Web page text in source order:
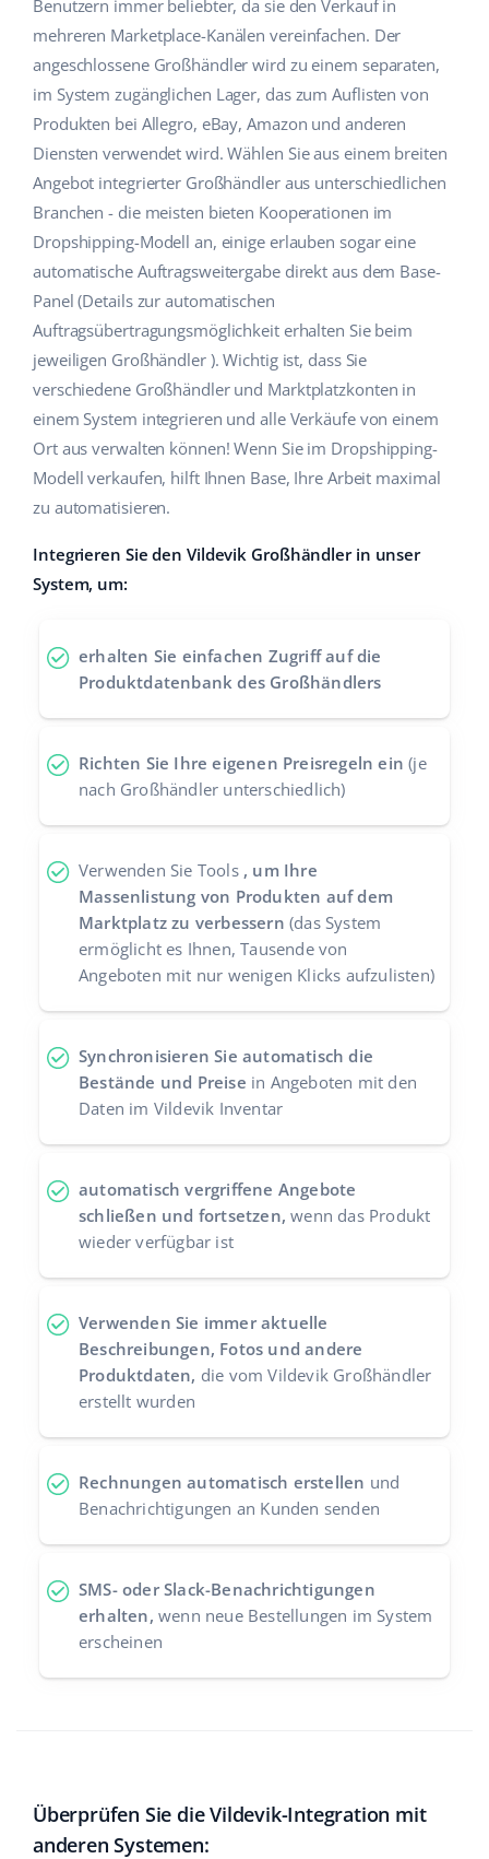
Marktplatz-Manager
Workflow-Automatisierung
Versandmanagement
Preisautomatisierung
KI für E-Commerce
Ecosystem
Base Analytics
Base Connect
Produkte für Kinder
Elektronik
Autoteile
Supermarkt
Health & Beauty
Mode
Hilfe
Akademie
Marketplace Ebook
Blog
Dienstleistungen
Systemimplementierungen
Base.com Audit
Andere
Vorteilsrechner
Zusammenarbeit und Partner
Kontakt
english (GB)
english (IN)
čeština
deutsch
Ελληνικά
español (AR)
español (MX)
Français
Italiano
中文
Benutzern immer beliebter, da sie den Verkauf in
mehreren Marketplace-Kanälen vereinfachen. Der
angeschlossene Großhändler wird zu einem separaten,
im System zugänglichen Lager, das zum Auflisten von
Produkten bei Allegro, eBay, Amazon und anderen
Diensten verwendet wird. Wählen Sie aus einem breiten
Angebot integrierter Großhändler aus unterschiedlichen
Branchen - die meisten bieten Kooperationen im
Dropshipping-Modell an, einige erlauben sogar eine
automatische Auftragsweitergabe direkt aus dem Base-
Panel (Details zur automatischen
Auftragsübertragungsmöglichkeit erhalten Sie beim
jeweiligen Großhändler ). Wichtig ist, dass Sie
verschiedene Großhändler und Marktplatzkonten in
einem System integrieren und alle Verkäufe von einem
Ort aus verwalten können! Wenn Sie im Dropshipping-
Modell verkaufen, hilft Ihnen Base, Ihre Arbeit maximal
zu automatisieren.
Integrieren Sie den Vildevik Großhändler in unser
System, um:
erhalten Sie einfachen Zugriff auf die
Produktdatenbank des Großhändlers
Richten Sie Ihre eigenen Preisregeln ein (je
nach Großhändler unterschiedlich)
Verwenden Sie Tools , um Ihre
Massenlistung von Produkten auf dem
Marktplatz zu verbessern (das System
ermöglicht es Ihnen, Tausende von
Angeboten mit nur wenigen Klicks aufzulisten)
Synchronisieren Sie automatisch die
Bestände und Preise in Angeboten mit den
Daten im Vildevik Inventar
automatisch vergriffene Angebote
schließen und fortsetzen, wenn das Produkt
wieder verfügbar ist
Verwenden Sie immer aktuelle
Beschreibungen, Fotos und andere
Produktdaten, die vom Vildevik Großhändler
erstellt wurden
Rechnungen automatisch erstellen und
Benachrichtigungen an Kunden senden
SMS- oder Slack-Benachrichtigungen
erhalten, wenn neue Bestellungen im System
erscheinen
Überprüfen Sie die Vildevik-Integration mit
anderen Systemen: